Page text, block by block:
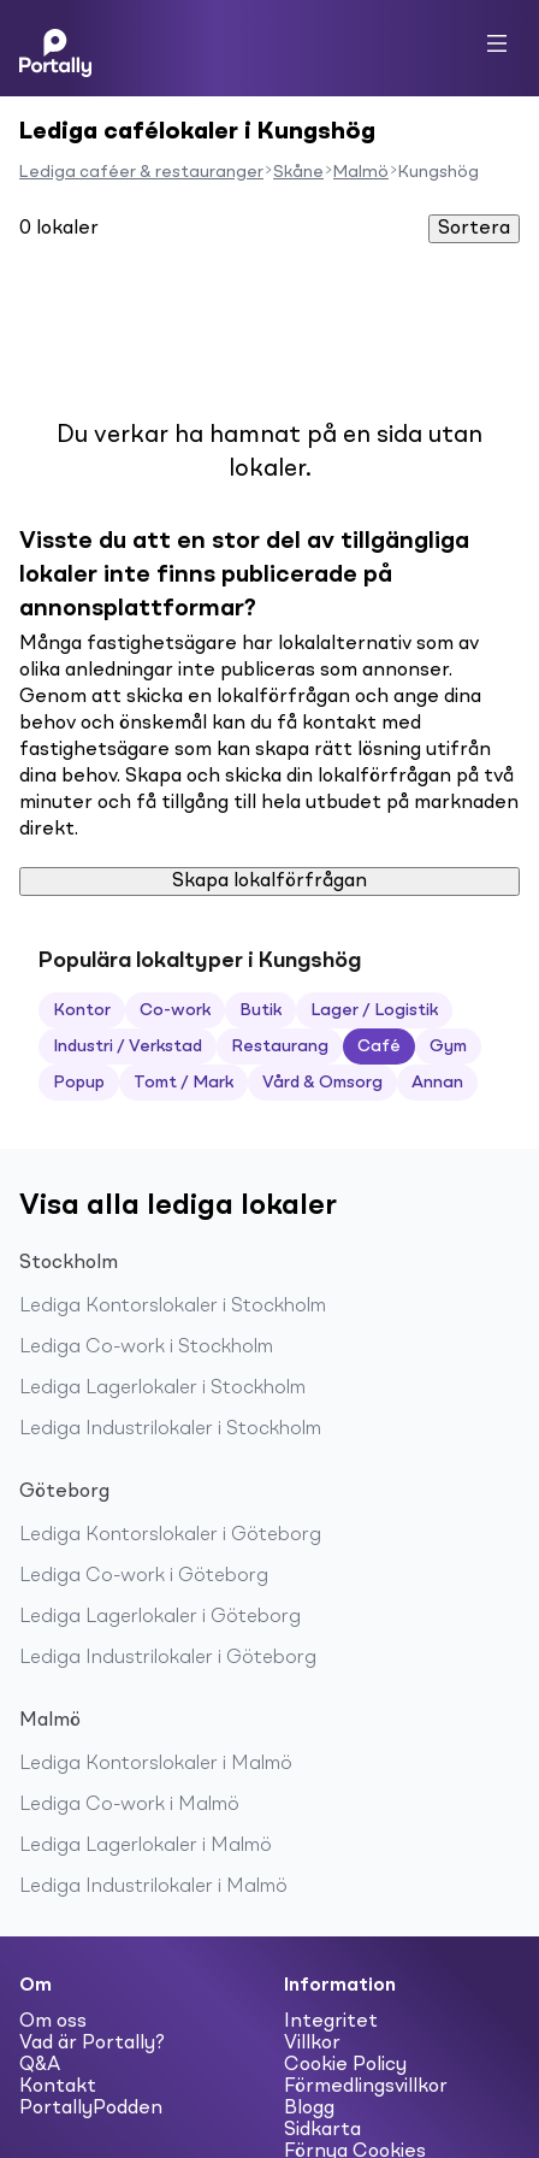
Lediga cafélokaler i Kungshög
Lediga caféer & restauranger Skåne Malmö Kungshög
0 lokaler Sortera
Du verkar ha hamnat på en sida utan
lokaler.
Visste du att en stor del av tillgängliga
lokaler inte finns publicerade på
annonsplattformar?
Många fastighetsägare har lokalalternativ som av
olika anledningar inte publiceras som annonser.
Genom att skicka en lokalförfrågan och ange dina
behov och önskemål kan du få kontakt med
fastighetsägare som kan skapa rätt lösning utifrån
dina behov. Skapa och skicka din lokalförfrågan på två
minuter och få tillgång till hela utbudet på marknaden
direkt.
Skapa lokalförfrågan
Populära lokaltyper i Kungshög
Kontor Co-work Butik Lager / Logistik
Industri / Verkstad Restaurang Café Gym
Popup Tomt / Mark Vård & Omsorg Annan
Visa alla lediga lokaler
Stockholm
Lediga Kontorslokaler i Stockholm
Lediga Co-work i Stockholm
Lediga Lagerlokaler i Stockholm
Lediga Industrilokaler i Stockholm
Göteborg
Lediga Kontorslokaler i Göteborg
Lediga Co-work i Göteborg
Lediga Lagerlokaler i Göteborg
Lediga Industrilokaler i Göteborg
Malmö
Lediga Kontorslokaler i Malmö
Lediga Co-work i Malmö
Lediga Lagerlokaler i Malmö
Lediga Industrilokaler i Malmö
Om
Om oss
Vad är Portally?
Q&A
Kontakt
PortallyPodden
Information
Integritet
Villkor
Cookie Policy
Förmedlingsvillkor
Blogg
Sidkarta
Förnya Cookies